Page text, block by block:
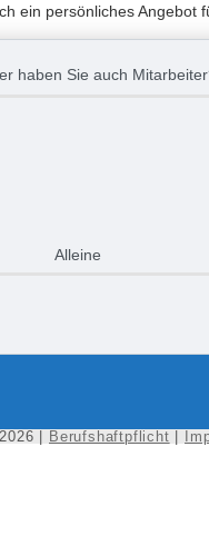
ein persönliches
haben Sie auch
Alleine
| Berufshaftpflicht